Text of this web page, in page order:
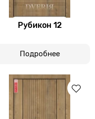
Рубикон 12
Подробнее